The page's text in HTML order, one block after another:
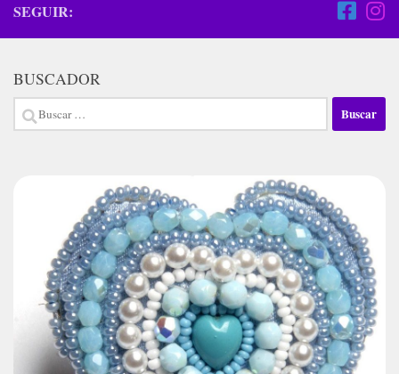
SEGUIR:
BUSCADOR
Buscar: